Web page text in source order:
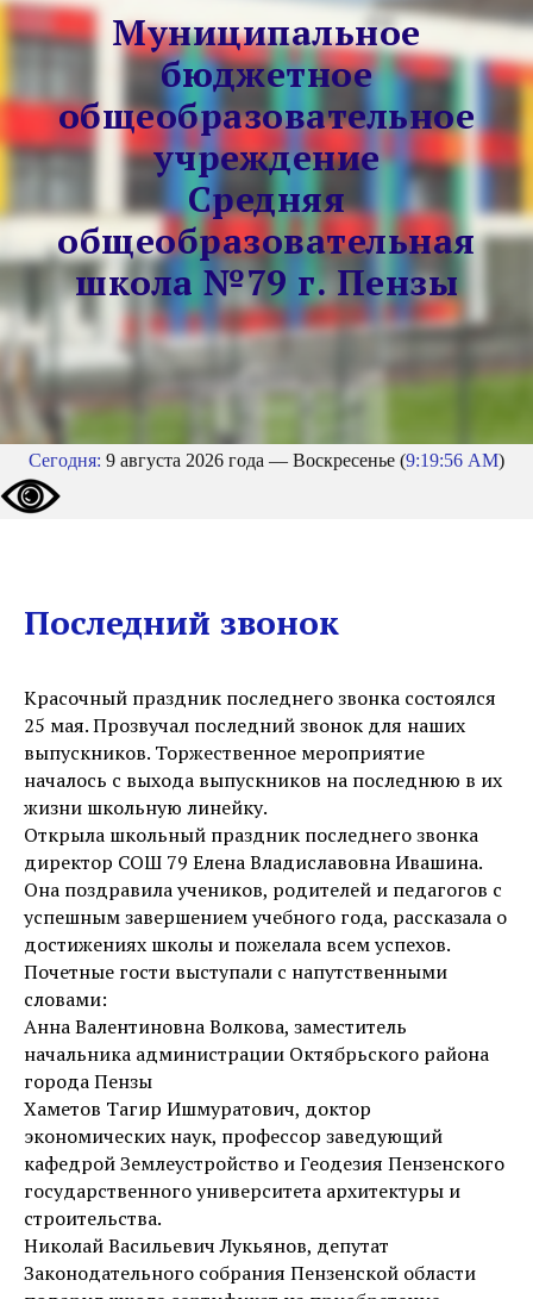
Муниципальное
бюджетное
общеобразовательное
учреждение
Средняя
общеобразовательная
школа №79 г. Пензы
Сегодня: 9 августа 2026 года — Воскресенье (9:19:57 AM)
Последний звонок
Красочный праздник последнего звонка состоялся
25 мая. Прозвучал последний звонок для наших
выпускников. Торжественное мероприятие
началось с выхода выпускников на последнюю в их
жизни школьную линейку.
Открыла школьный праздник последнего звонка
директор СОШ 79 Елена Владиславовна Ивашина.
Она поздравила учеников, родителей и педагогов с
успешным завершением учебного года, рассказала о
достижениях школы и пожелала всем успехов.
Почетные гости выступали с напутственными
словами:
Анна Валентиновна Волкова, заместитель
начальника администрации Октябрьского района
города Пензы
Хаметов Тагир Ишмуратович, доктор
экономических наук, профессор заведующий
кафедрой Землеустройство и Геодезия Пензенского
государственного университета архитектуры и
строительства.
Николай Васильевич Лукьянов, депутат
Законодательного собрания Пензенской области